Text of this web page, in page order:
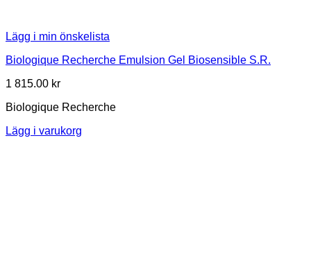
Lägg i min önskelista
Biologique Recherche Emulsion Gel Biosensible S.R.
1 815.00 kr
Biologique Recherche
Lägg i varukorg